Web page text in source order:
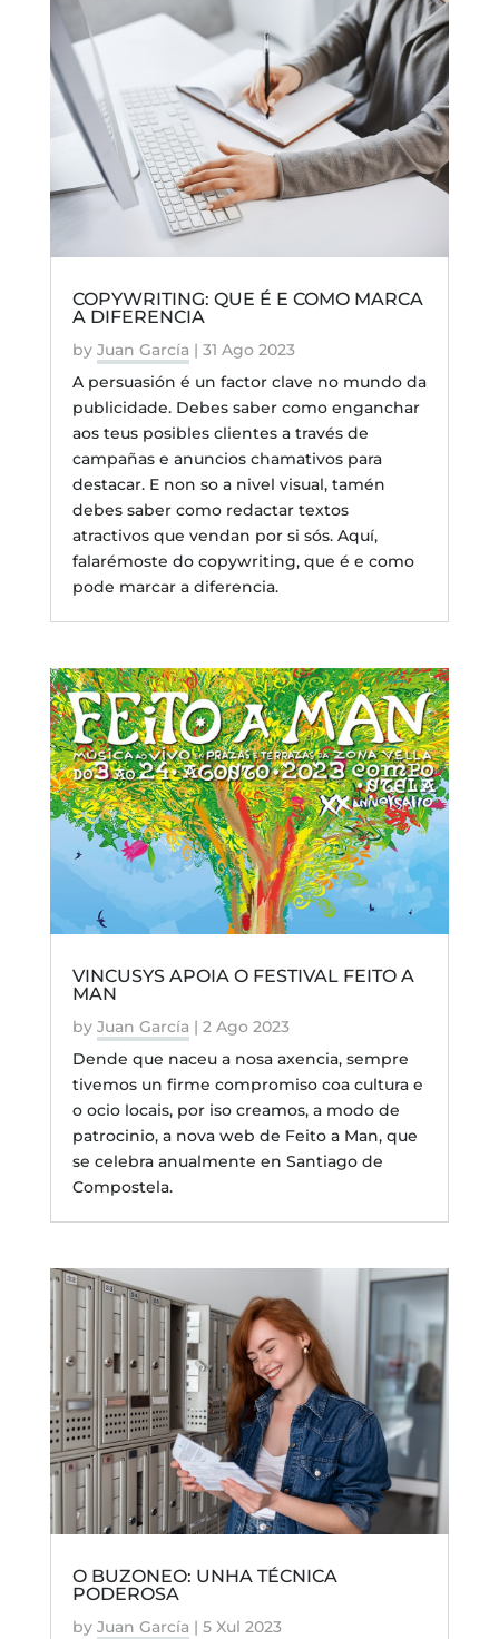
COPYWRITING: QUE É E COMO MARCA
A DIFERENCIA
by Juan García | 31 Ago 2023
A persuasión é un factor clave no mundo da
publicidade. Debes saber como enganchar
aos teus posibles clientes a través de
campañas e anuncios chamativos para
destacar. E non so a nivel visual, tamén
debes saber como redactar textos
atractivos que vendan por si sós. Aquí,
falarémoste do copywriting, que é e como
pode marcar a diferencia.
VINCUSYS APOIA O FESTIVAL FEITO A
MAN
by Juan García | 2 Ago 2023
Dende que naceu a nosa axencia, sempre
tivemos un firme compromiso coa cultura e
o ocio locais, por iso creamos, a modo de
patrocinio, a nova web de Feito a Man, que
se celebra anualmente en Santiago de
Compostela.
O BUZONEO: UNHA TÉCNICA
PODEROSA
by Juan García | 5 Xul 2023